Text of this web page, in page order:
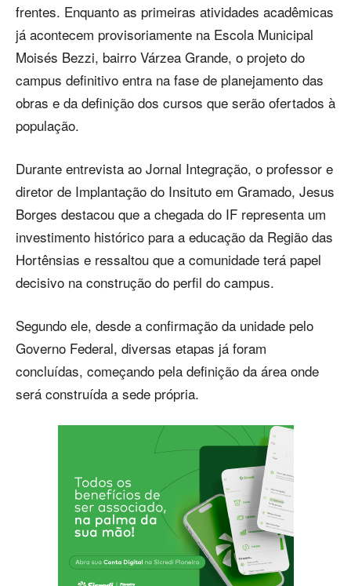
frentes. Enquanto as primeiras atividades acadêmicas
já acontecem provisoriamente na Escola Municipal
Moisés Bezzi, bairro Várzea Grande, o projeto do
campus definitivo entra na fase de planejamento das
obras e da definição dos cursos que serão ofertados à
população.
Durante entrevista ao Jornal Integração, o professor e
diretor de Implantação do Insituto em Gramado, Jesus
Borges destacou que a chegada do IF representa um
investimento histórico para a educação da Região das
Hortênsias e ressaltou que a comunidade terá papel
decisivo na construção do perfil do campus.
Segundo ele, desde a confirmação da unidade pelo
Governo Federal, diversas etapas já foram
concluídas, começando pela definição da área onde
será construída a sede própria.